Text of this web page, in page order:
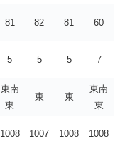
81 82 81 60
5 5 5 7
東南
東
東 東
東南
東
1008 1007 1008 1008